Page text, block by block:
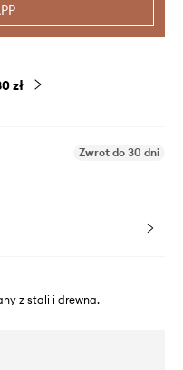
zł
Zwrot do 30 dni
z stali i drewna.